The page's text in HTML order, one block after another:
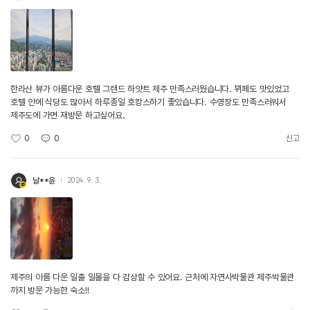
한라산 뷰가 아름다운 호텔 그랜드 하얏트 제주 만족스러웠습니다. 뷔페도 맛있었고
호텔 안에 식당도 많아서 하루종일 호캉스하기 좋았습니다. 수영장도 만족스러워서
제주도에 가면 재방문 하고싶어요.
0 0 신고
날**윤 2024. 9. 3.
제주의 아름 다운 일출 일몰을 다 감상할 수 있어요. 근처에 자연사박물관 제주박물관
까지 방문 가능한 숙소!!